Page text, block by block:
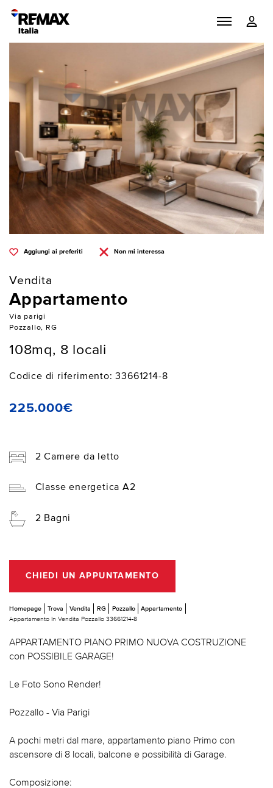
Aggiungi ai preferiti Non mi interessa
Vendita
Appartamento
Via parigi
Pozzallo, RG
108mq, 8 locali
Codice di riferimento: 33661214-8
225.000€
2 Camere da letto
Classe energetica A2
2 Bagni
CHIEDI UN APPUNTAMENTO
Homepage Trova Vendita RG Pozzallo
Appartamento
Appartamento In Vendita Pozzallo 33661214-8
APPARTAMENTO PIANO PRIMO NUOVA COSTRUZIONE
con POSSIBILE GARAGE!
Le Foto Sono Render!
Pozzallo - Via Parigi
A pochi metri dal mare, appartamento piano Primo con
ascensore di 8 locali, balcone e possibilità di Garage.
Composizione: